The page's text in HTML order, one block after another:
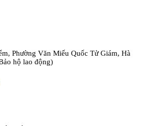
Phường Văn Miếu Quốc Tử Giám, Hà
hộ lao động)